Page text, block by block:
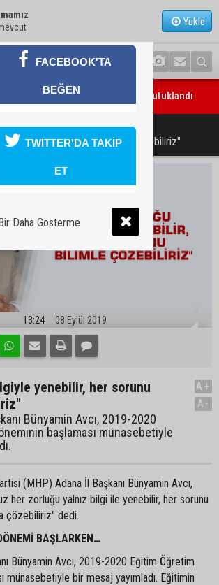
Yükle
testereyle saldırı iddiası: Şüpheli tutuklandı
kablosu hırsızlığı kamerada: Mahallenin bir
yenebilir, her sorunu bilimle çözebiliriz"
13:24 08 Eylül 2019
yenebilir, her sorunu
Bünyamin Avcı, 2019-2020
başlaması münasebetiyle
A+
A-
(MHP) Adana İl Başkanı Bünyamin Avcı,
her zorluğu yalnız bilgi ile yenebilir, her sorunu
çözebiliriz" dedi.
BAŞLARKEN…
Bünyamin Avcı, 2019-2020 Eğitim Öğretim
münasebetiyle bir mesaj yayımladı. Eğitimin
FACEBOOK'TA
BEĞEN
TWITTER'DA TAKİP
ET
Daha Gösterme